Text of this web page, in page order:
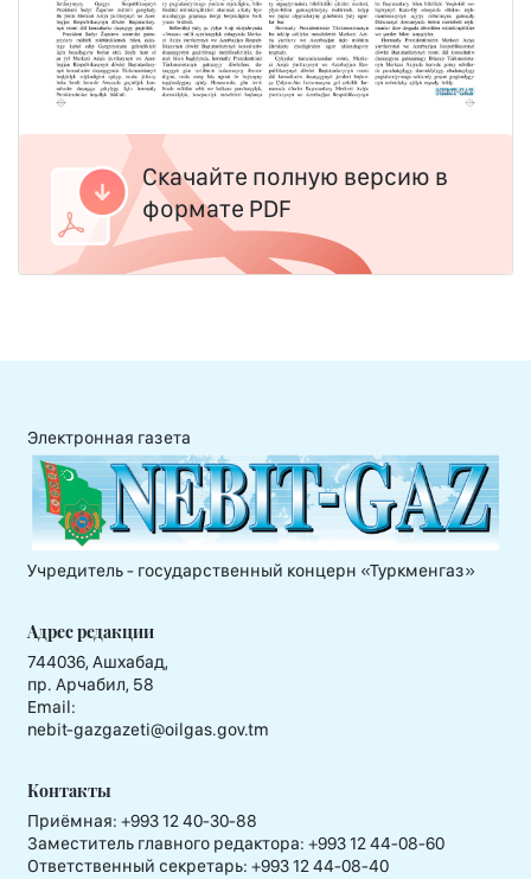
Скачайте полную версию в
формате PDF
Электронная газета
Учредитель - государственный концерн «Туркменгаз»
Адрес редакции
744036, Ашхабад,
пр. Арчабил, 58
Email:
nebit-gazgazeti@oilgas.gov.tm
Контакты
Приёмная: +993 12 40-30-88
Заместитель главного редактора: +993 12 44-08-60
Ответственный секретарь: +993 12 44-08-40